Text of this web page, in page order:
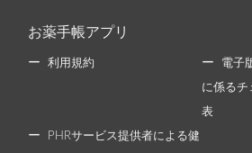
お薬手帳アプリ
利用規約 電子
に係るチ
表
PHRサービス提供者による健